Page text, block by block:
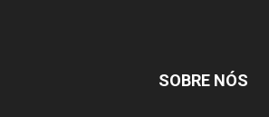
SOBRE NÓS